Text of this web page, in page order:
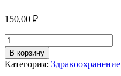
150,00 ₽
Количество
товара
В
центре
В корзину
Категория: Здравоохранение